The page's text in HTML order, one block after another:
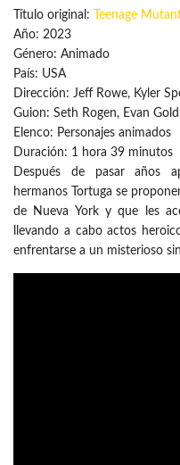
Título original:
Teenage
Año: 2023
Género: Animado
País: USA
Dirección: Jeff Rowe, Kyler
Guion: Seth Rogen, Evan
Elenco: Personajes animados
Duración: 1 hora 39 minutos
Después de pasar años
hermanos Tortuga se
de Nueva York y que les
llevando a cabo actos
enfrentarse a un misterioso